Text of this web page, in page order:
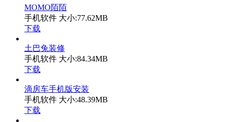
MOMO陌陌
手机软件 大小:77.62MB
下载
土巴兔装修
手机软件 大小:84.34MB
下载
滴房车手机版安装
手机软件 大小:48.39MB
下载